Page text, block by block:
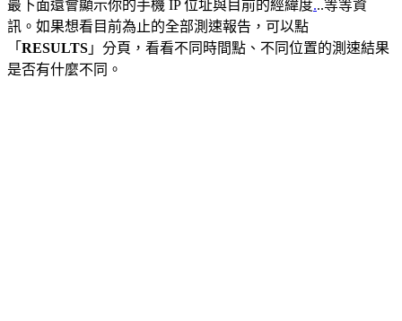
最下面還會顯示你的手機 IP 位址與目前的經緯度...等等資
訊。如果想看目前為止的全部測速報告，可以點
「 RESULTS 」分頁，看看不同時間點、不同位置的測速結果
是否有什麼不同。